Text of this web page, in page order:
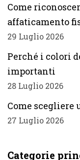
Come
affaticamento
29 Luglio 2026
Perché i colori
importanti
28 Luglio 2026
Come scegliere
27 Luglio 2026
Categorie